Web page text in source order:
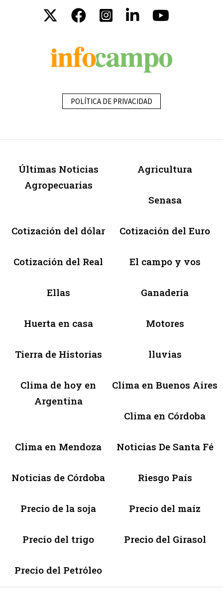
POLÍTICA DE PRIVACIDAD
Últimas Noticias
Agropecuarias
Agricultura
Senasa
Cotización del dólar Cotización del Euro
Cotización del Real El campo y vos
Ellas Ganadería
Huerta en casa Motores
Tierra de Historias lluvias
Clima de hoy en
Argentina
Clima en Buenos Aires
Clima en Córdoba
Clima en Mendoza Noticias De Santa Fé
Noticias de Córdoba Riesgo País
Precio de la soja Precio del maíz
Precio del trigo Precio del Girasol
Precio del Petróleo